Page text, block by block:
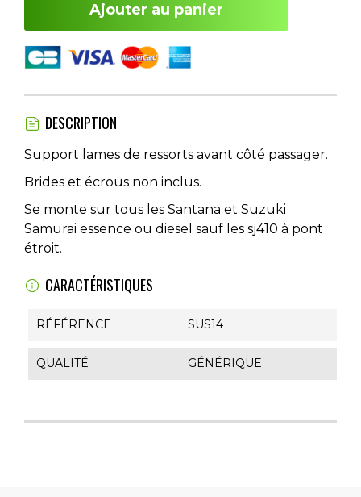
Ajouter au panier
DESCRIPTION
Support lames de ressorts avant côté passager.
Brides et écrous non inclus.
Se monte sur tous les Santana et Suzuki
Samurai essence ou diesel sauf les sj410 à pont
étroit.
CARACTÉRISTIQUES
RÉFÉRENCE SUS14
QUALITÉ GÉNÉRIQUE